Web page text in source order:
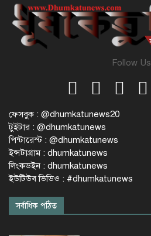
Follow Us
ফেসবুক : @dhumkatunews20
টুইটার : @dhumkatunews
পিন্টারেস্ট : @dhumkatunews
ইন্সটাগ্রাম : dhumkatunews
লিংকডইন : dhumkatunews
ইউটিউব ভিডিও : #dhumkatunews
সর্বাধিক পঠিত